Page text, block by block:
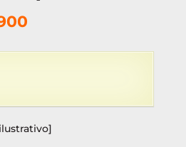
El
actual